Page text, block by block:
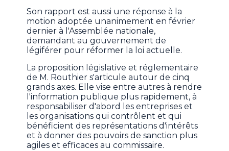
Son rapport est aussi une réponse à la
motion adoptée unanimement en février
dernier à l'Assemblée nationale,
demandant au gouvernement de
légiférer pour réformer la loi actuelle.
La proposition législative et réglementaire
de M. Routhier s'articule autour de cinq
grands axes. Elle vise entre autres à rendre
l'information publique plus rapidement, à
responsabiliser d'abord les entreprises et
les organisations qui contrôlent et qui
bénéficient des représentations d'intérêts
et à donner des pouvoirs de sanction plus
agiles et efficaces au commissaire.